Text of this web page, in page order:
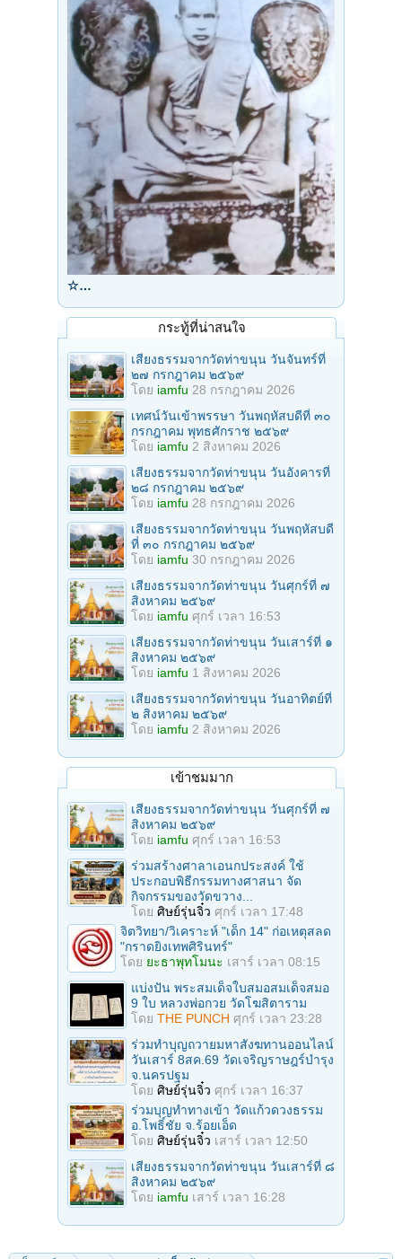
☆…
กระทู้ที่น่าสนใจ
เสียงธรรมจากวัดท่าขนุน วันจันทร์ที่
๒๗ กรกฎาคม ๒๕๖๙
โดย iamfu 28 กรกฎาคม 2026
เทศน์วันเข้าพรรษา วันพฤหัสบดีที่ ๓๐
กรกฎาคม พุทธศักราช ๒๕๖๙
โดย iamfu 2 สิงหาคม 2026
เสียงธรรมจากวัดท่าขนุน วันอังคารที่
๒๘ กรกฎาคม ๒๕๖๙
โดย iamfu 28 กรกฎาคม 2026
เสียงธรรมจากวัดท่าขนุน วันพฤหัสบดี
ที่ ๓๐ กรกฎาคม ๒๕๖๙
โดย iamfu 30 กรกฎาคม 2026
เสียงธรรมจากวัดท่าขนุน วันศุกร์ที่ ๗
สิงหาคม ๒๕๖๙
โดย iamfu ศุกร์ เวลา 16:53
เสียงธรรมจากวัดท่าขนุน วันเสาร์ที่ ๑
สิงหาคม ๒๕๖๙
โดย iamfu 1 สิงหาคม 2026
เสียงธรรมจากวัดท่าขนุน วันอาทิตย์ที่
๒ สิงหาคม ๒๕๖๙
โดย iamfu 2 สิงหาคม 2026
เข้าชมมาก
เสียงธรรมจากวัดท่าขนุน วันศุกร์ที่ ๗
สิงหาคม ๒๕๖๙
โดย iamfu ศุกร์ เวลา 16:53
ร่วมสร้างศาลาเอนกประสงค์ ใช้
ประกอบพิธีกรรมทางศาสนา จัด
กิจกรรมของวัดขวาง...
โดย ศิษย์รุ่นจิ๋ว ศุกร์ เวลา 17:48
จิตวิทยา/วิเคราะห์ "เด็ก 14" ก่อเหตุสลด
"กราดยิงเทพศิรินทร์"
โดย ยะธาพุทโมนะ เสาร์ เวลา 08:15
แบ่งปัน พระสมเด็จใบสมอสมเด็จสมอ
9 ใบ หลวงพ่อกวย วัดโฆสิตาราม
โดย THE PUNCH ศุกร์ เวลา 23:28
ร่วมทําบุญถวายมหาสังฆทานออนไลน์
วันเสาร์ 8สค.69 วัดเจริญราษฎร์บำรุง
จ.นครปฐม
โดย ศิษย์รุ่นจิ๋ว ศุกร์ เวลา 16:37
ร่วมบุญทําทางเข้า วัดแก้วดวงธรรม
อ.โพธิ์ชัย จ.ร้อยเอ็ด
โดย ศิษย์รุ่นจิ๋ว เสาร์ เวลา 12:50
เสียงธรรมจากวัดท่าขนุน วันเสาร์ที่ ๘
สิงหาคม ๒๕๖๙
โดย iamfu เสาร์ เวลา 16:28